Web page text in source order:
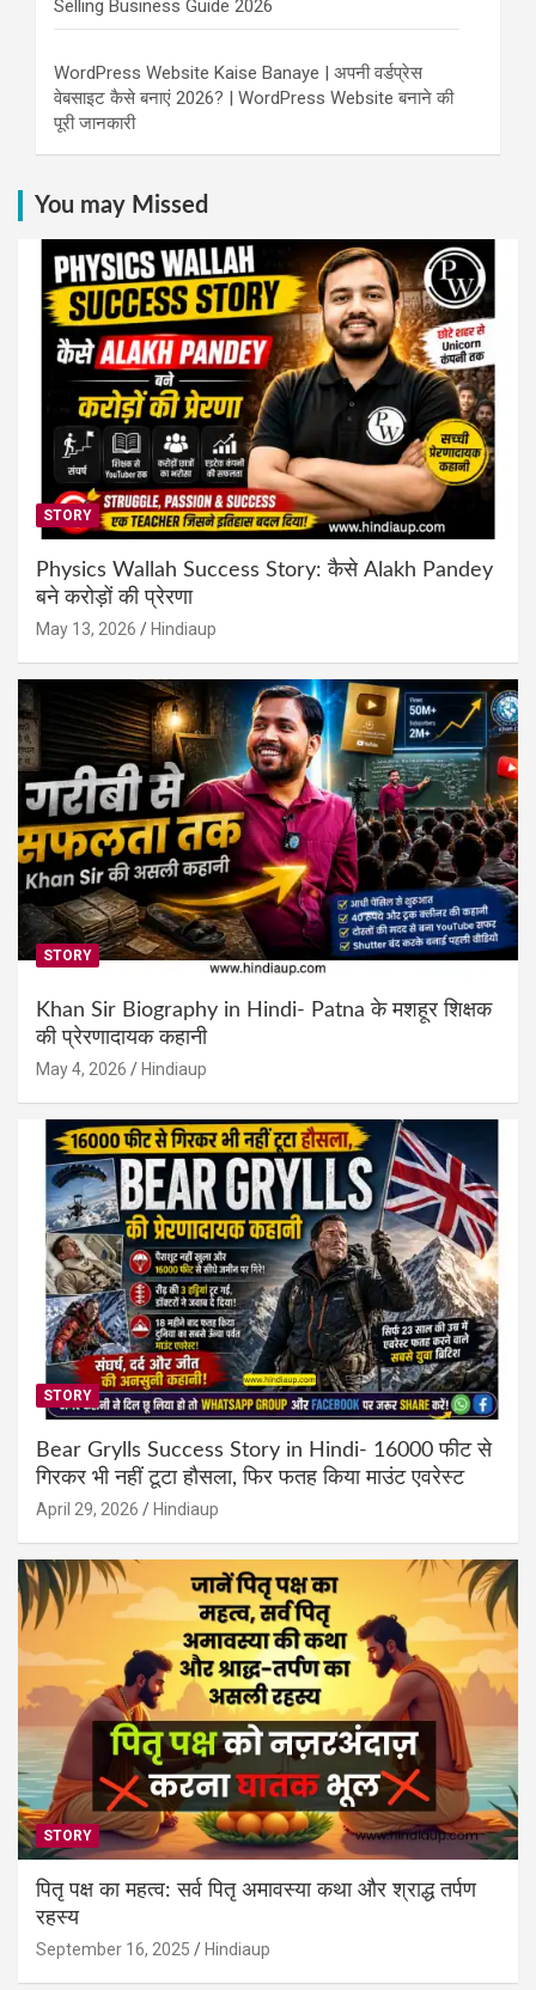
Selling Business Guide 2026
WordPress Website Kaise Banaye | अपनी वर्डप्रेस
वेबसाइट कैसे बनाएं 2026? | WordPress Website बनाने की
पूरी जानकारी
You may Missed
STORY
Physics Wallah Success Story: कैसे Alakh Pandey
बने करोड़ों की प्रेरणा
May 13, 2026 Hindiaup
STORY
Khan Sir Biography in Hindi- Patna के मशहूर शिक्षक
की प्रेरणादायक कहानी
May 4, 2026 Hindiaup
STORY
Bear Grylls Success Story in Hindi- 16000 फीट से
गिरकर भी नहीं टूटा हौसला, फिर फतह किया माउंट एवरेस्ट
April 29, 2026 Hindiaup
STORY
पितृ पक्ष का महत्व: सर्व पितृ अमावस्या कथा और श्राद्ध तर्पण
रहस्य
September 16, 2025 Hindiaup